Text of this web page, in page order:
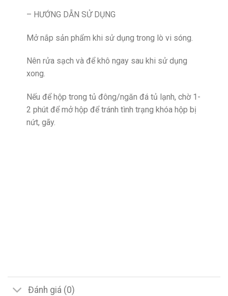
– HƯỚNG DẪN SỬ DỤNG
Mở nắp sản phẩm khi sử dụng trong lò vi sóng.
Nên rửa sạch và để khô ngay sau khi sử dụng
xong.
Nếu để hộp trong tủ đông/ngăn đá tủ lạnh, chờ 1-
2 phút để mở hộp để tránh tình trạng khóa hộp bị
nứt, gãy.
Đánh giá (0)